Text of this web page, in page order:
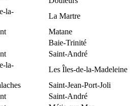
la-
La Martre
Matane
Baie-Trinité
Saint-André
la-
Les Îles-de-la-Madeleine
Saint-Jean-Port-Joli
Saint-André